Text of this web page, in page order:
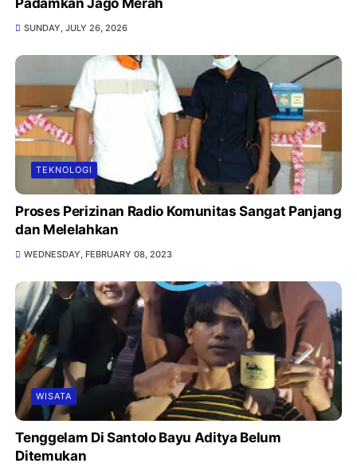
SUNDAY, JULY 26, 2026
TEKNOLOGI
Proses Perizinan Radio Komunitas Sangat Panjang
dan Melelahkan
WEDNESDAY, FEBRUARY 08, 2023
WISATA
Tenggelam Di Santolo Bayu Aditya Belum
Ditemukan